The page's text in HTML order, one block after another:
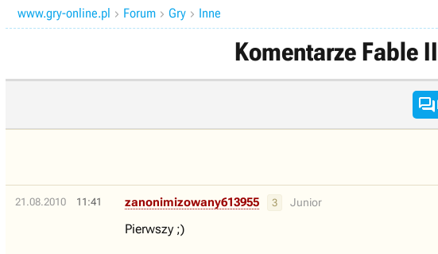
www.gry-online.pl  Forum  Gry  Inne
Komentarze Fable

21.08.2010 11:41 zanonimizowany613955 3 Junior
Pierwszy ;)